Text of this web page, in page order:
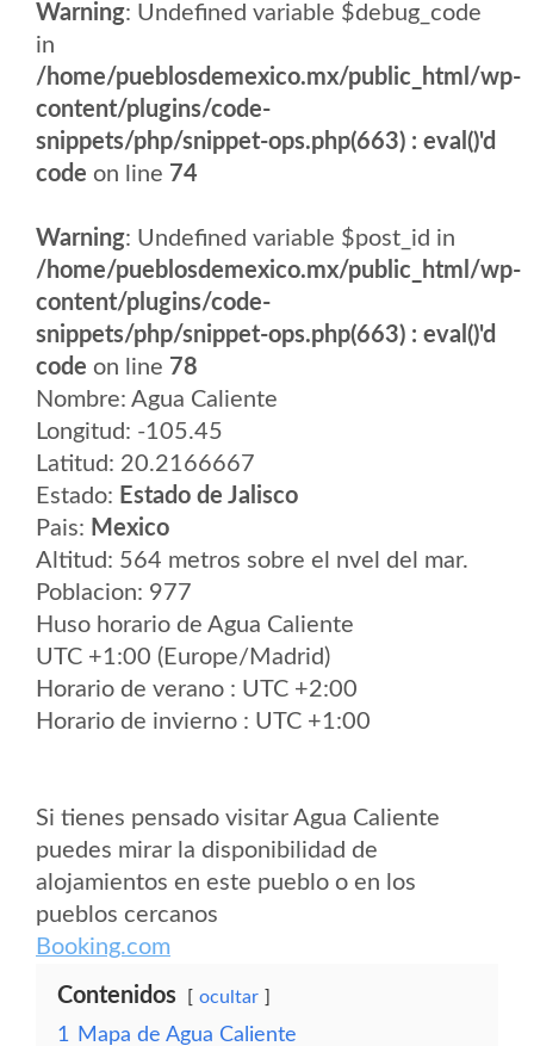
Warning: Undefined variable $debug_code
in
/home/pueblosdemexico.mx/public_html/wp-
content/plugins/code-
snippets/php/snippet-ops.php(663) : eval()'d
code on line 74
Warning: Undefined variable $post_id in
/home/pueblosdemexico.mx/public_html/wp-
content/plugins/code-
snippets/php/snippet-ops.php(663) : eval()'d
code on line 78
Nombre: Agua Caliente
Longitud: -105.45
Latitud: 20.2166667
Estado: Estado de Jalisco
Pais: Mexico
Altitud: 564 metros sobre el nvel del mar.
Poblacion: 977
Huso horario de Agua Caliente
UTC +1:00 (Europe/Madrid)
Horario de verano : UTC +2:00
Horario de invierno : UTC +1:00
Si tienes pensado visitar Agua Caliente
puedes mirar la disponibilidad de
alojamientos en este pueblo o en los
pueblos cercanos
Booking.com
Contenidos ocultar
1
Mapa de Agua Caliente